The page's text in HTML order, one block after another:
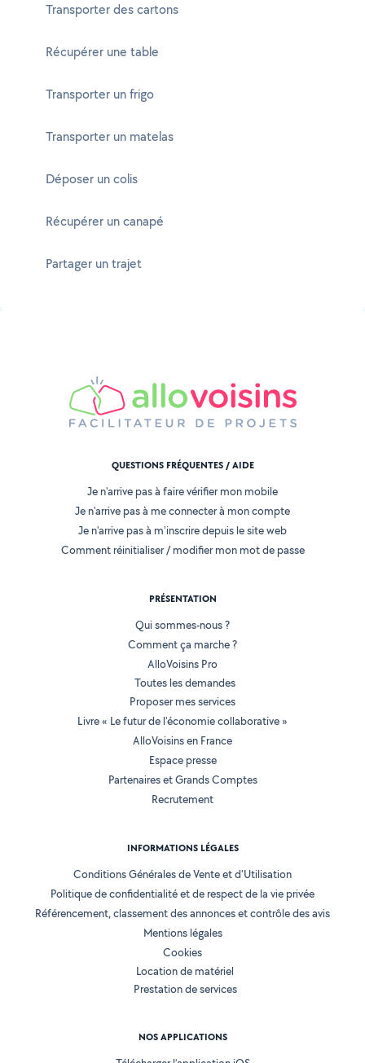
Transporter des cartons
Récupérer une table
Transporter un frigo
Transporter un matelas
Déposer un colis
Récupérer un canapé
Partager un trajet
QUESTIONS FRÉQUENTES / AIDE
Je n'arrive pas à faire vérifier mon mobile
Je n'arrive pas à me connecter à mon compte
Je n'arrive pas à m'inscrire depuis le site web
Comment réinitialiser / modifier mon mot de passe
PRÉSENTATION
Qui sommes-nous ?
Comment ça marche ?
AlloVoisins Pro
Toutes les demandes
Proposer mes services
Livre « Le futur de l'économie collaborative »
AlloVoisins en France
Espace presse
Partenaires et Grands Comptes
Recrutement
INFORMATIONS LÉGALES
Conditions Générales de Vente et d'Utilisation
Politique de confidentialité et de respect de la vie privée
Référencement, classement des annonces et contrôle des avis
Mentions légales
Cookies
Location de matériel
Prestation de services
NOS APPLICATIONS